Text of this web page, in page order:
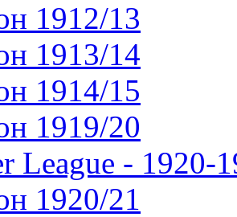
1912/13
1913/14
1914/15
1919/20
League - 1920-
1920/21